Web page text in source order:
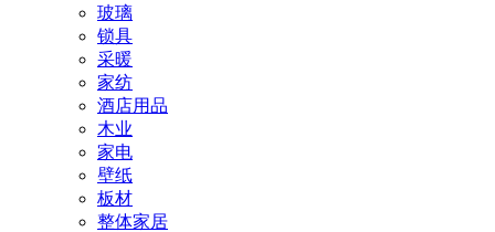
玻璃
锁具
采暖
家纺
酒店用品
木业
家电
壁纸
板材
整体家居